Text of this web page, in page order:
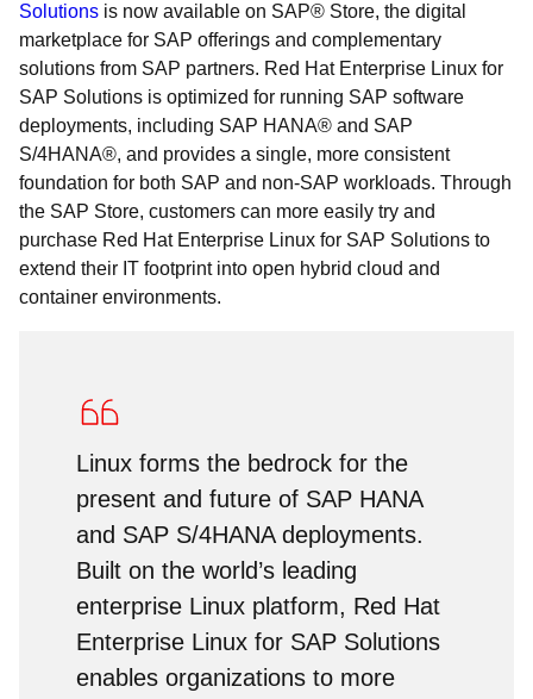
Solutions is now available on SAP® Store, the digital
marketplace for SAP offerings and complementary
solutions from SAP partners. Red Hat Enterprise Linux for
SAP Solutions is optimized for running SAP software
deployments, including SAP HANA® and SAP
S/4HANA®, and provides a single, more consistent
foundation for both SAP and non-SAP workloads. Through
the SAP Store, customers can more easily try and
purchase Red Hat Enterprise Linux for SAP Solutions to
extend their IT footprint into open hybrid cloud and
container environments.
Linux forms the bedrock for the
present and future of SAP HANA
and SAP S/4HANA deployments.
Built on the world’s leading
enterprise Linux platform, Red Hat
Enterprise Linux for SAP Solutions
enables organizations to more